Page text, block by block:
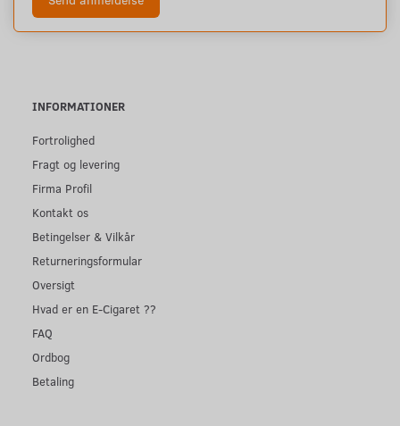
INFORMATIONER
Fortrolighed
Fragt og levering
Firma Profil
Kontakt os
Betingelser & Vilkår
Returneringsformular
Oversigt
Hvad er en E-Cigaret ??
FAQ
Ordbog
Betaling